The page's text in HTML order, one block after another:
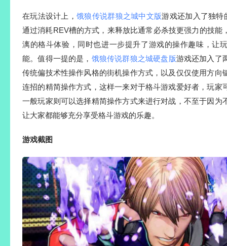
在玩法设计上，饿狼传说群狼之城中文版游戏还加入了独特
通过消耗REV槽的方式，来释放比通常必杀技更强力的技能
漓的格斗体验，同时也进一步提升了游戏的操作趣味，让
能。值得一提的是， 饿狼传说群狼之城硬盘版游戏还加入了
传统偏技术性操作风格的街机操作方式，以及仅仅使用方向
连招的精简操作方式，这样一来对于格斗游戏爱好者，玩家
一般玩家则可以选择精简操作方式来进行对战，不至于因为
让大家都能够充分享受格斗游戏的乐趣。
游戏截图